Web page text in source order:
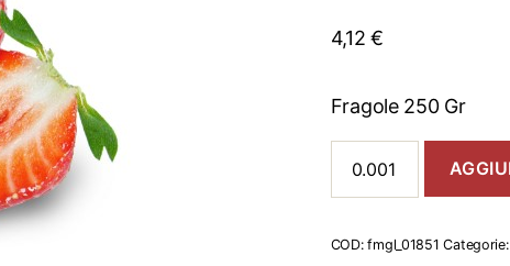
4,12€
Fragole 250 Gr
250
Gr
COD:fmgl_01851